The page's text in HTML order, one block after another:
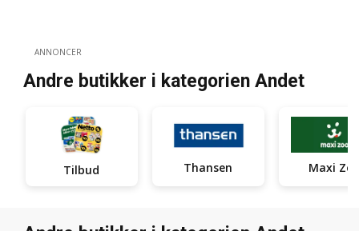
ANNONCER
Andre butikker i kategorien Andet
Tilbud Thansen Maxi